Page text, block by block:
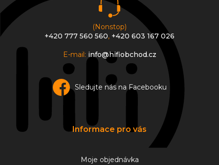
(Nonstop)
+420 777 560 560, +420 603 167 026
E-mail: info@hifiobchod.cz
Sledujte nás na Facebooku
Informace pro vás
Moje objednávka